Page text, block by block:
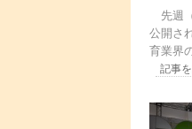
先週
公開さ
育業界
記事